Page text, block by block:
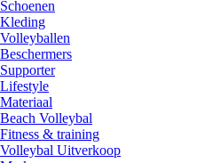
Schoenen
Kleding
Volleyballen
Beschermers
Supporter
Lifestyle
Materiaal
Beach Volleybal
Fitness & training
Volleybal Uitverkoop